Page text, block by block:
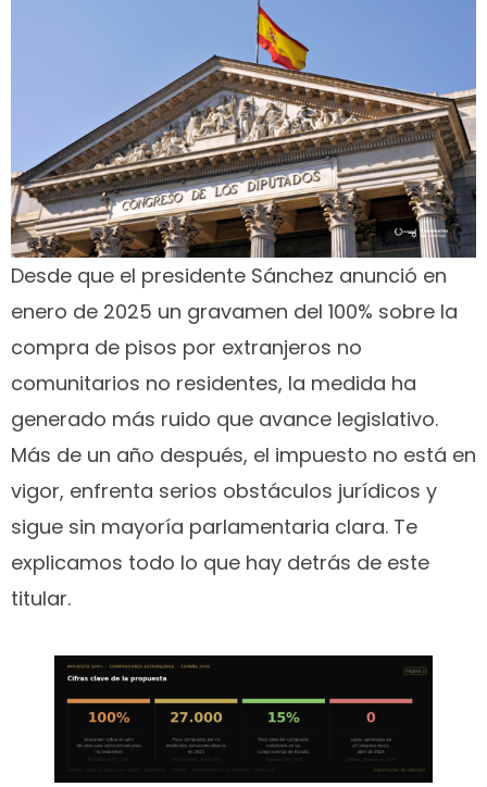
Desde que el presidente Sánchez anunció en
enero de 2025 un gravamen del 100% sobre la
compra de pisos por extranjeros no
comunitarios no residentes, la medida ha
generado más ruido que avance legislativo.
Más de un año después, el impuesto no está en
vigor, enfrenta serios obstáculos jurídicos y
sigue sin mayoría parlamentaria clara. Te
explicamos todo lo que hay detrás de este
titular.